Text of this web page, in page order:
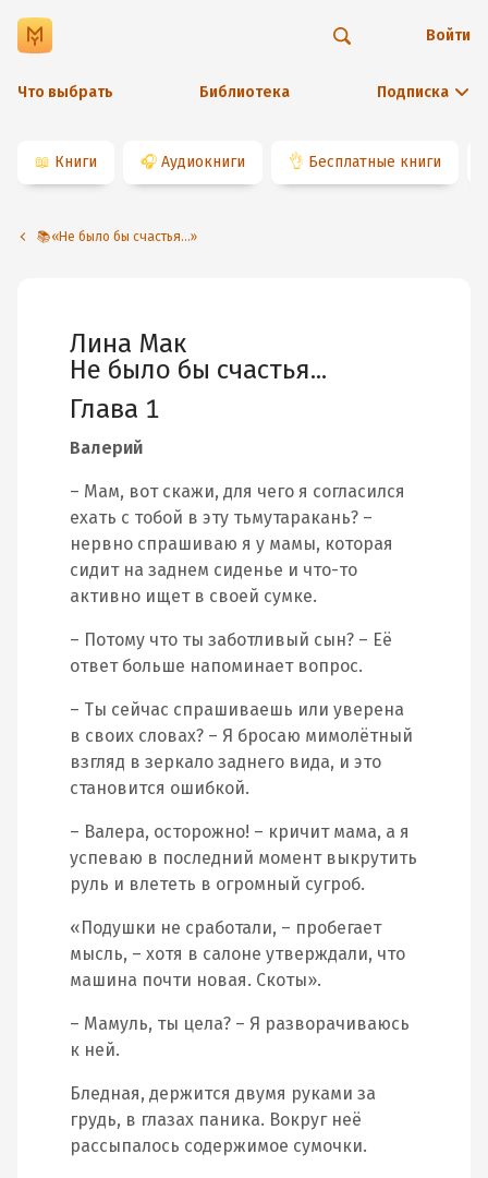
Что выбрать Библиотека Подписка
Войти
📖 Книги 🎧 Аудиокниги 👌 Бесплатные книги
📚«Не было бы счастья...»
Лина Мак
Не было бы счастья...
Глава 1
Валерий
– Мам, вот скажи, для чего я согласился
ехать с тобой в эту тьмутаракань? –
нервно спрашиваю я у мамы, которая
сидит на заднем сиденье и что-то
активно ищет в своей сумке.
– Потому что ты заботливый сын? – Её
ответ больше напоминает вопрос.
– Ты сейчас спрашиваешь или уверена
в своих словах? – Я бросаю мимолётный
взгляд в зеркало заднего вида, и это
становится ошибкой.
– Валера, осторожно! – кричит мама, а я
успеваю в последний момент выкрутить
руль и влететь в огромный сугроб.
«Подушки не сработали, – пробегает
мысль, – хотя в салоне утверждали, что
машина почти новая. Скоты».
– Мамуль, ты цела? – Я разворачиваюсь
к ней.
Бледная, держится двумя руками за
грудь, в глазах паника. Вокруг неё
рассыпалось содержимое сумочки.